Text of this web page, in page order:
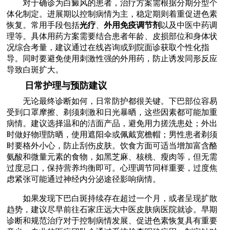
对于确诊为白癜风的患者，治疗方案需根据分期分型个
体化制定。进展期以控制病情为主，稳定期则着重促进色素
恢复。常用手段包括光疗 、外用免疫调节剂 以及中医中药调
理等。具体用药方案需要结合患者年龄、皮损部位和身体状
况综合考量，建议通过在线咨询或到院面诊获取个性化指
导。同时要避免使用刺激性强的外用药，防止诱发同形反应
导致白斑扩大。
日常护理与预防建议
无论最终诊断如何，日常防护都很关键。下巴部位容易
受到口罩摩擦、剃须刺激和日光暴晒，这些因素都可能加重
病情。建议选择温和的洁面产品，避免用力搓洗患处；外出
时做好物理防晒，使用遮阳伞或佩戴宽檐帽；男性患者剃须
时要格外小心，防止刮伤皮肤。饮食方面可适当增加富含酪
氨酸和微量元素的食物，如黑芝麻、核桃、瘦肉等，但无需
过度忌口，保持营养均衡即可。心理调节同样重要，过度焦
虑紧张可能通过神经内分泌途径影响病情。
如果发现下巴白斑持续存在超过一个月，或者呈现扩散
趋势，建议尽早前往石家庄远大中医皮肤病医院就诊。早期
诊断和规范治疗对于控制病情发展、促进色素恢复具有重要